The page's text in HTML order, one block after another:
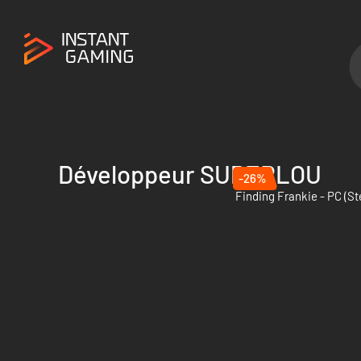
Développeur SUPERLOU
-26%
Finding Frankie - PC